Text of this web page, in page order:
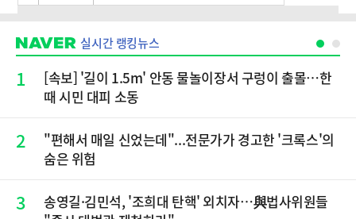
실시간 랭킹뉴스
1
[속보] '길이 1.5m' 안동 물놀이장서 구렁이 출몰…한
때 시민 대피 소동
2
"편해서 매일 신었는데"...전문가가 경고한 '크록스'의
숨은 위험
3
송영길·김민석, '조희대 탄핵' 외치자…與법사위원들